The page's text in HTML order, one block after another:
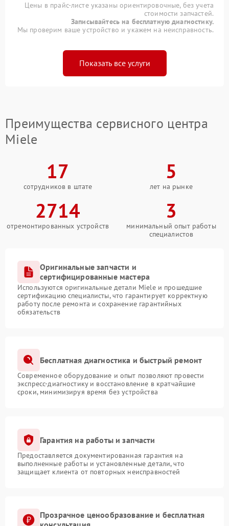
Цены в прайс-листе указаны ориентировочные, без учета
стоимости запчастей.
Записывайтесь на бесплатную диагностику.
Мы проверим ваше устройство и укажем на неисправность.
Показать все услуги
Преимущества сервисного центра
Miele
17
сотрудников в штате
5
лет на рынке
2714
отремонтированных устройств
3
минимальный опыт работы
специалистов
Оригинальные запчасти и
сертифицированные мастера
Используются оригинальные детали Miele и прошедшие
сертификацию специалисты, что гарантирует корректную
работу после ремонта и сохранение гарантийных
обязательств
Бесплатная диагностика и быстрый ремонт
Современное оборудование и опыт позволяют провести
экспресс-диагностику и восстановление в кратчайшие
сроки, минимизируя время без устройства
Гарантия на работы и запчасти
Предоставляется документированная гарантия на
выполненные работы и установленные детали, что
защищает клиента от повторных неисправностей
Прозрачное ценообразование и бесплатная